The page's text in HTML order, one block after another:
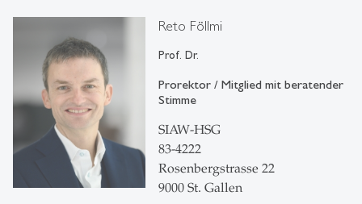
Reto Föllmi
Prof. Dr.
Prorektor / Mitglied mit beratender
Stimme
SIAW-HSG
83-4222
Rosenbergstrasse 22
9000 St. Gallen